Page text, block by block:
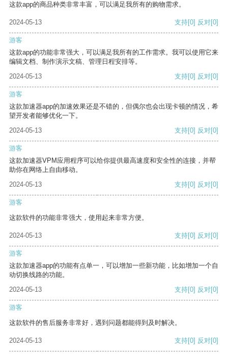
这款app的商品种类非常丰富，可以满足我所有的购物需求。
2024-05-13 支持[0] 反对[0]
游客
这款app的功能非常强大，可以满足我所有的工作需求。我可以使用它来
编辑文档、制作演示文稿、管理日程安排等。
2024-05-13
支持[0] 反对[0]
游客
这款加速器app的加速效果还是不错的，但偶尔也会出现卡顿的情况，希
望开发者能够优化一下。
2024-05-13
支持[0] 反对[0]
游客
这款加速器VPM应用程序可以给你提供最高速度和安全性的连接，并帮
助你在网络上自由移动。
2024-05-13
支持[0] 反对[0]
游客
这款软件的功能非常强大，使用起来非常方便。
2024-05-13 支持[0] 反对[0]
游客
这款加速器app的功能有点单一，可以增加一些新功能，比如增加一个自
动切换线路的功能。
2024-05-13
支持[0] 反对[0]
游客
这款软件的售后服务非常好，遇到问题都能得到及时解决。
2024-05-13 支持[0] 反对[0]